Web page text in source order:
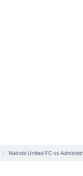
Nairobi United FC vs